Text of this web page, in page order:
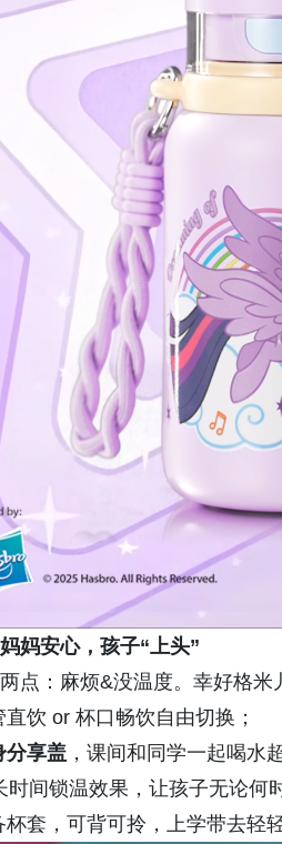
妈安心， 孩子“上头”
点：麻烦&没温度。幸好格米
直饮 or 杯口畅饮自由切换；
分享盖 ，课间和同学一起喝水
时间锁温效果，让孩子无论何
杯套，可背可拎，上学带去轻